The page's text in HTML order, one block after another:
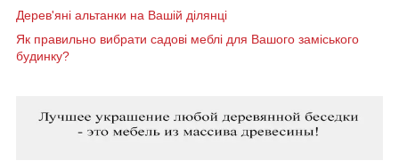
Дерев'яні альтанки на Вашій ділянці
Як правильно вибрати садові меблі для Вашого заміського
будинку?